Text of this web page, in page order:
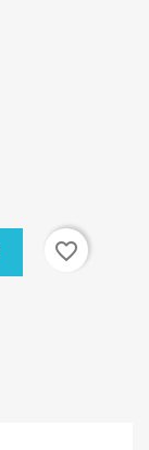
favorite_border